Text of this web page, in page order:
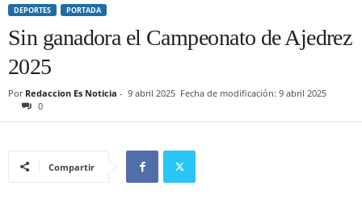
DEPORTES PORTADA
Sin ganadora el Campeonato de Ajedrez
2025
Por Redaccion Es Noticia - 9 abril 2025 Fecha de modificación: 9 abril 2025
0
Compartir